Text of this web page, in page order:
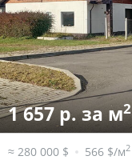
1 657 р. за м2
≈ 280 000 $ 566 $/м2